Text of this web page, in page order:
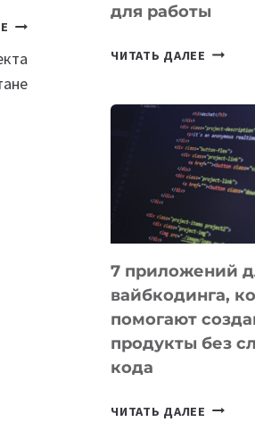
для работы
ЧИТАТЬ ДАЛЕЕ ТАСК-
ДЛЯ
РАБОТЫ
7 приложений
вайбкодинга,
помогают
продукты без
кода
ЧИТАТЬ ДАЛЕЕ